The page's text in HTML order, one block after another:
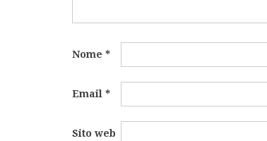
Nome *
Email *
Sito web